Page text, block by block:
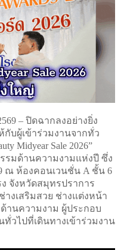
– ปิดฉากลงอย่างยิ่ง
บผู้เข้าร่วมงานจากทั่ว
Midyear Sale 2026”
รมด้านความงามแห่งปี ซึ่ง
ณ ห้องคอนเวนชั่น A ชั้น 6
จังหวัดสมุทรปราการ
งเสริมสวย ช่างแต่งหน้า
านความงาม ผู้ประกอบ
วไปที่เดินทางเข้าร่วมงาน